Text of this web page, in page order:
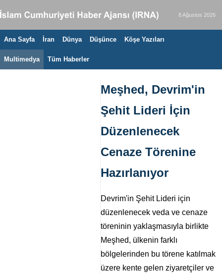
8 Ağustos 2026
Ana Sayfa İran Dünya Düşünce Köşe Yazıları
Multimedya Tüm Haberler
Meşhed, Devrim'in
Şehit Lideri İçin
Düzenlenecek
Cenaze Törenine
Hazırlanıyor
Devrim'in Şehit Lideri için
düzenlenecek veda ve cenaze
töreninin yaklaşmasıyla birlikte
Meşhed, ülkenin farklı
bölgelerinden bu törene katılmak
üzere kente gelen ziyaretçiler ve